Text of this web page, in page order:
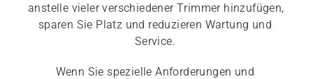
anstelle vieler verschiedener Trimmer hinzufügen,
sparen Sie Platz und reduzieren Wartung und
Wenn Sie spezielle Anforderungen und